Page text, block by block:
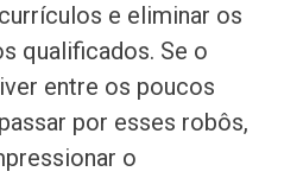
e eliminar os
qualificados. Se o
entre os poucos
por esses robôs,
o